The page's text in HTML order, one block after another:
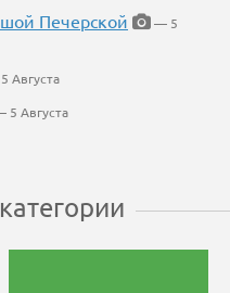
Печерской
— 5
Августа
5 Августа